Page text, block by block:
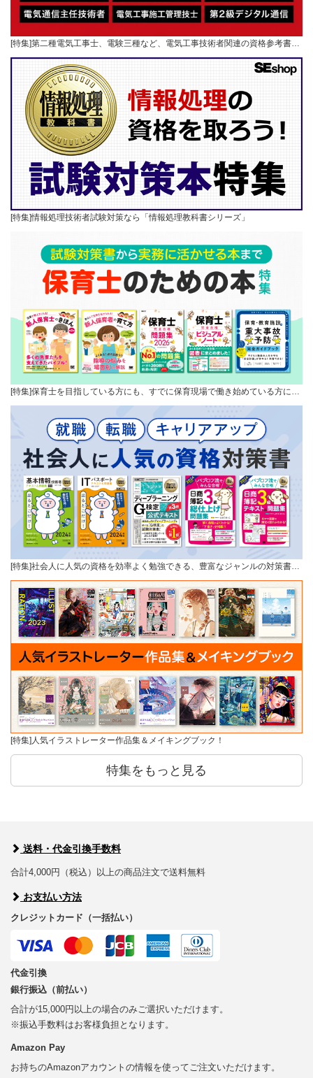
[特集]第二種電気工事士、電験三種など、電気工事技術者関連の資格参考書…
[特集]情報処理技術者試験対策なら「情報処理教科書シリーズ」
[特集]保育士を目指している方にも、すでに保育現場で働き始めている方に…
[特集]社会人に人気の資格を効率よく勉強できる、豊富なジャンルの対策書…
[特集]人気イラストレーター作品集＆メイキングブック！
特集をもっと見る
送料・代金引換手数料
合計4,000円（税込）以上の商品注文で送料無料
お支払い方法
クレジットカード（一括払い）
代金引換
銀行振込（前払い）
合計が15,000円以上の場合のみご選択いただけます。
※振込手数料はお客様負担となります。
Amazon Pay
お持ちのAmazonアカウントの情報を使ってご注文いただけます。